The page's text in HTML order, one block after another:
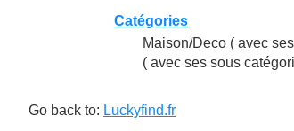
Catégories
Maison/Deco ( avec
( avec ses sous
Go back to: Luckyfind.fr